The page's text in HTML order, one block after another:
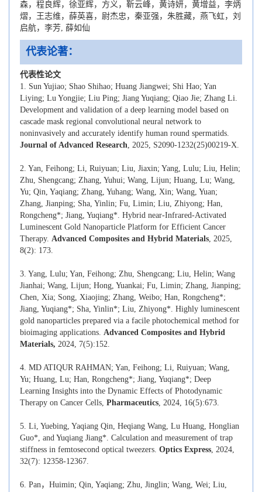
森，程良辉，徐亚辉，方义，靳云峰，黄诗妍，黄增益，李炳
熠，王志维，薛英喜，尉杰忠，秦亚强，朱胜藏，燕飞虹，刘
启航，李芳, 薛如仙
代表论著：
代表性论文
1. Sun Yujiao; Shao Shihao; Huang Jiangwei; Shi Hao; Yan
Liying; Lu Yongjie; Liu Ping; Jiang Yuqiang; Qiao Jie; Zhang Li.
Development and validation of a deep learning model based on
cascade mask regional convolutional neural network to
noninvasively and accurately identify human round spermatids.
Journal of Advanced Research, 2025, S2090-1232(25)00219-X.
2. Yan, Feihong; Li, Ruiyuan; Liu, Jiaxin; Yang, Lulu; Liu, Helin;
Zhu, Shengcang; Zhang, Yuhui; Wang, Lijun; Huang, Lu; Wang,
Yu; Qin, Yaqiang; Zhang, Yuhang; Wang, Xin; Wang, Yuan;
Zhang, Jianping; Sha, Yinlin; Fu, Limin; Liu, Zhiyong; Han,
Rongcheng*; Jiang, Yuqiang*. Hybrid near-Infrared-Activated
Luminescent Gold Nanoparticle Platform for Efficient Cancer
Therapy. Advanced Composites and Hybrid Materials, 2025,
8(2): 173.
3. Yang, Lulu; Yan, Feihong; Zhu, Shengcang; Liu, Helin; Wang
Jianhai; Wang, Lijun; Hong, Yuankai; Fu, Limin; Zhang, Jianping;
Chen, Xia; Song, Xiaojing; Zhang, Weibo; Han, Rongcheng*;
Jiang, Yuqiang*; Sha, Yinlin*; Liu, Zhiyong*. Highly luminescent
gold nanoparticles prepared via a facile photochemical method for
bioimaging applications. Advanced Composites and Hybrid
Materials, 2024, 7(5):152.
4. MD ATIQUR RAHMAN; Yan, Feihong; Li, Ruiyuan; Wang,
Yu; Huang, Lu; Han, Rongcheng*; Jiang, Yuqiang*; Deep
Learning Insights into the Dynamic Effects of Photodynamic
Therapy on Cancer Cells, Pharmaceutics, 2024, 16(5):673.
5. Li, Yuebing, Yaqiang Qin, Heqiang Wang, Lu Huang, Honglian
Guo*, and Yuqiang Jiang*. Calculation and measurement of trap
stiffness in femtosecond optical tweezers. Optics Express, 2024,
32(7): 12358-12367.
6. Pan，Huimin; Qin, Yaqiang; Zhu, Jinglin; Wang, Wei; Liu,